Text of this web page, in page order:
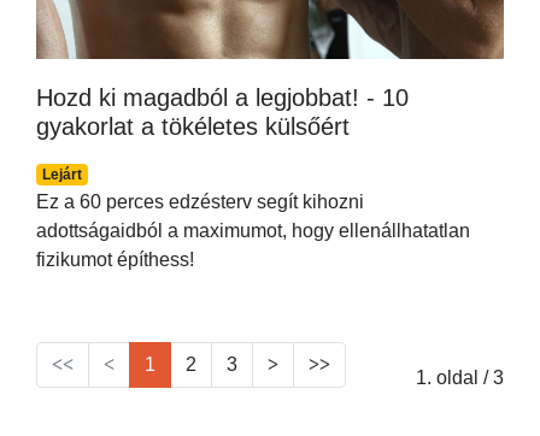
Hozd ki magadból a legjobbat! - 10
gyakorlat a tökéletes külsőért
Lejárt
Ez a 60 perces edzésterv segít kihozni
adottságaidból a maximumot, hogy ellenállhatatlan
fizikumot építhess!
1 2 3
1. oldal / 3